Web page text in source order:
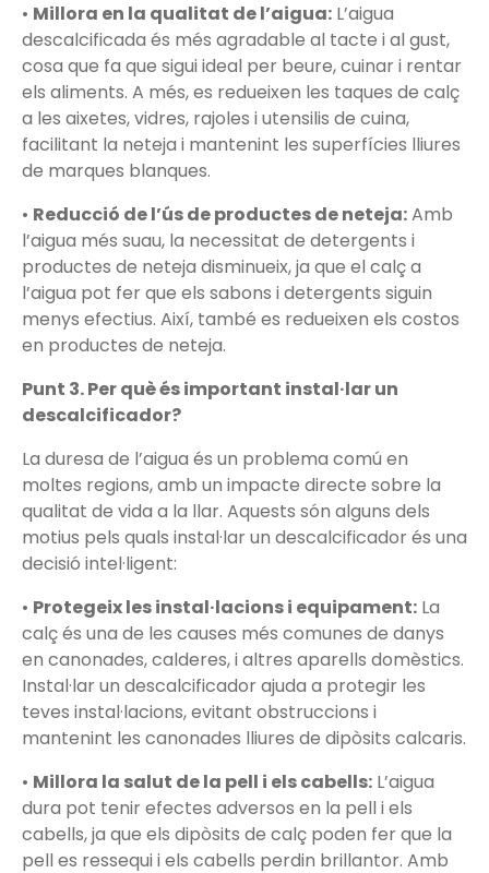
• Millora en la qualitat de l’aigua: L’aigua
descalcificada és més agradable al tacte i al gust,
cosa que fa que sigui ideal per beure, cuinar i rentar
els aliments. A més, es redueixen les taques de calç
a les aixetes, vidres, rajoles i utensilis de cuina,
facilitant la neteja i mantenint les superfícies lliures
de marques blanques.
• Reducció de l’ús de productes de neteja:Amb
l’aigua més suau, la necessitat de detergents i
productes de neteja disminueix, ja que el calç a
l’aigua pot fer que els sabons i detergents siguin
menys efectius. Així, també es redueixen els costos
en productes de neteja.
Punt 3. Per què és important instal·lar un
descalcificador?
La duresa de l’aigua és un problema comú en
moltes regions, amb un impacte directe sobre la
qualitat de vida a la llar. Aquests són alguns dels
motius pels quals instal·lar un descalcificador és una
decisió intel·ligent:
• Protegeix les instal·lacions i equipament: La
calç és una de les causes més comunes de danys
en canonades, calderes, i altres aparells domèstics.
Instal·lar un descalcificador ajuda a protegir les
teves instal·lacions, evitant obstruccions i
mantenint les canonades lliures de dipòsits calcaris.
• Millora la salut de la pell i els cabells: L’aigua
dura pot tenir efectes adversos en la pell i els
cabells, ja que els dipòsits de calç poden fer que la
pell es ressequi i els cabells perdin brillantor. Amb